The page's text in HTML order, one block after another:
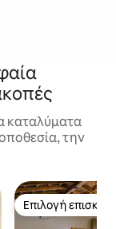
καταλύματα
την
Επιλογή
Επιλογή